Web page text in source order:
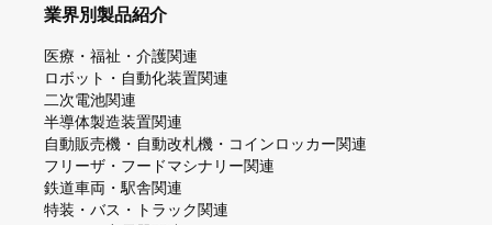
業界別製品紹介
医療・福祉・介護関連
ロボット・自動化装置関連
二次電池関連
半導体製造装置関連
自動販売機・自動改札機・コインロッカー関連
フリーザ・フードマシナリー関連
鉄道車両・駅舎関連
特装・バス・トラック関連